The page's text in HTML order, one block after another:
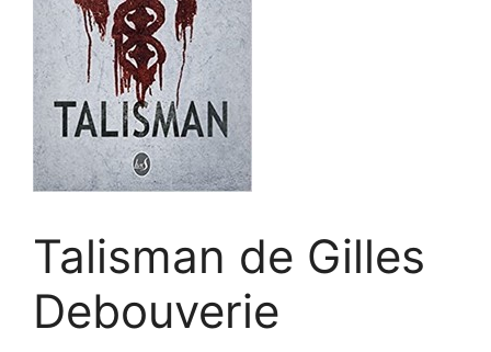
Talisman de Gilles
Debouverie